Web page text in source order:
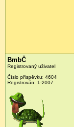
BmbČ
Registrovaný uživatel
Číslo příspěvku: 4604
Registrován: 1-2007